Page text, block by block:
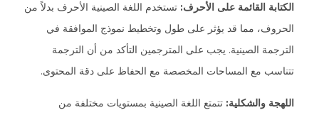
الكتابة القائمة على الأحرف: تستخدم اللغة الصينية الأحرف بدلاً من
الحروف، مما قد يؤثر على طول وتخطيط نموذج الموافقة في
الترجمة الصينية. يجب على المترجمين التأكد من أن الترجمة
تتناسب مع المساحات المخصصة مع الحفاظ على دقة المحتوى.
اللهجة والشكلية: تتمتع اللغة الصينية بمستويات مختلفة من